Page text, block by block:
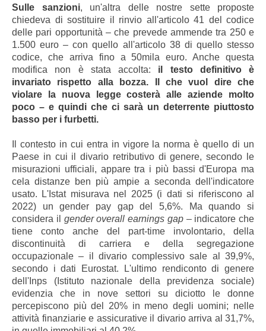
Sulle sanzioni, un'altra delle nostre sette proposte
chiedeva di sostituire il rinvio all'articolo 41 del codice
delle pari opportunità – che prevede ammende tra 250 e
1.500 euro – con quello all'articolo 38 di quello stesso
codice, che arriva fino a 50mila euro. Anche questa
modifica non è stata accolta: il testo definitivo è
invariato rispetto alla bozza. Il che vuol dire che
violare la nuova legge costerà alle aziende molto
poco – e quindi che ci sarà un deterrente piuttosto
basso per i furbetti.
Il contesto in cui entra in vigore la norma è quello di un
Paese in cui il divario retributivo di genere, secondo le
misurazioni ufficiali, appare tra i più bassi d'Europa ma
cela distanze ben più ampie a seconda dell'indicatore
usato. L'Istat misurava nel 2025 (i dati si riferiscono al
2022) un gender pay gap del 5,6%. Ma quando si
considera il gender overall earnings gap– indicatore che
tiene conto anche del part-time involontario, della
discontinuità di carriera e della segregazione
occupazionale – il divario complessivo sale al 39,9%,
secondo i dati Eurostat. L'ultimo rendiconto di genere
dell'Inps (Istituto nazionale della previdenza sociale)
evidenzia che in nove settori su diciotto le donne
percepiscono più del 20% in meno degli uomini; nelle
attività finanziarie e assicurative il divario arriva al 31,7%,